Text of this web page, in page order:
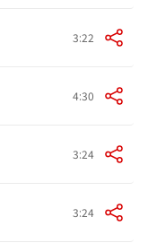
3:22
4:30
3:24
3:24